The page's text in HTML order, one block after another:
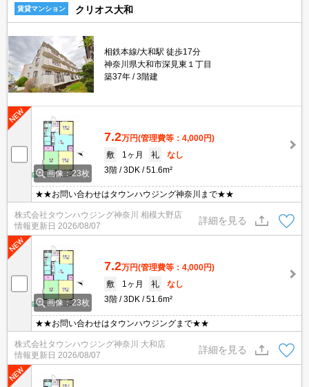
賃貸マンション クリオス大和
相鉄本線/大和駅 徒歩17分
神奈川県大和市深見東１丁目
築37年
3階建
画像：23枚
7.2万円(管理費等：4,000円)
敷
1ヶ月 礼
なし
3階
3DK 51.6m²
★★お問い合わせはタウンハウジング神奈川まで★★
株式会社タウンハウジング神奈川 相模大野店
情報更新日 2026/08/07
詳細を見る
画像：23枚
7.2万円(管理費等：4,000円)
敷
1ヶ月 礼
なし
3階
3DK 51.6m²
★★お問い合わせはタウンハウジングまで★★
株式会社タウンハウジング神奈川 大和店
情報更新日 2026/08/07
詳細を見る